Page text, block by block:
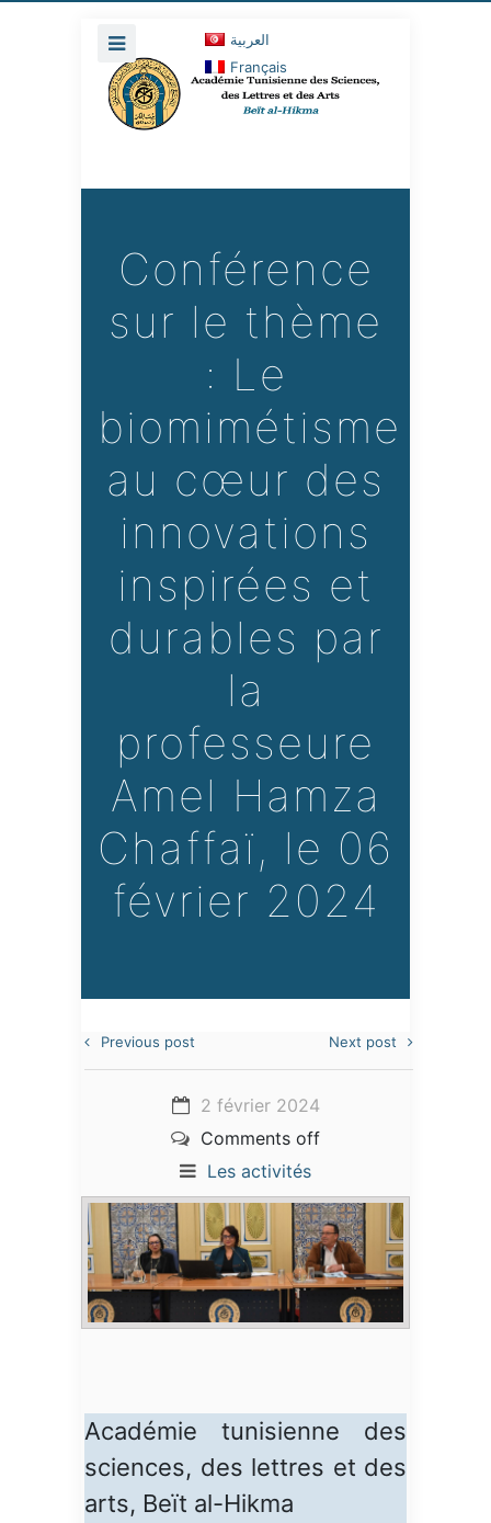
العربية
Français
Conférence
sur le thème
: Le
biomimétisme
au cœur des
innovations
inspirées et
durables par
la
professeure
Amel Hamza
Chaffaï, le 06
février 2024
Previous post Next post
2 février 2024
Comments off
Les activités
Académie tunisienne des
sciences, des lettres et des
arts, Beït al-Hikma